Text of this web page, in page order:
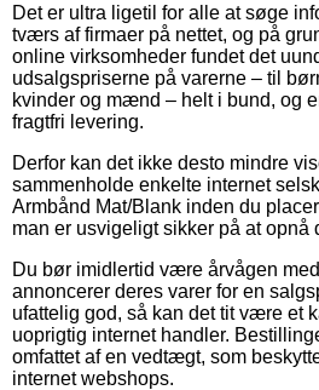
Det er ultra ligetil for alle at søge
tværs af firmaer på nettet, og på
online virksomheder fundet det
udsalgspriserne på varerne – til
kvinder og mænd – helt i bund, og
fragtfri levering.
Derfor kan det ikke desto mindre
sammenholde enkelte internet
Armbånd Mat/Blank inden du
man er usvigeligt sikker på at opnå
Du bør imidlertid være årvågen
annoncerer deres varer for en
ufattelig god, så kan det tit være et
uoprigtig internet handler.
omfattet af en vedtægt, som
internet webshops.